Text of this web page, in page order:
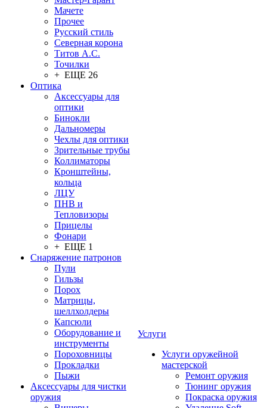
Мачете
Прочее
Русский стиль
Северная корона
Титов А.С.
Точилки
+ ЕЩЕ 26
Оптика
Аксессуары для
оптики
Бинокли
Дальномеры
Чехлы для оптики
Зрительные трубы
Коллиматоры
Кронштейны,
кольца
ЛЦУ
ПНВ и
Тепловизоры
Прицелы
Фонари
+ ЕЩЕ 1
Снаряжение патронов
Пули
Гильзы
Порох
Матрицы,
шеллхолдеры
Капсюли
Оборудование и
инструменты
Пороховницы
Прокладки
Пыжи
Аксессуары для чистки
оружия
Услуги
Услуги оружейной
мастерской
Ремонт оружия
Тюнинг оружия
Покраска оружия